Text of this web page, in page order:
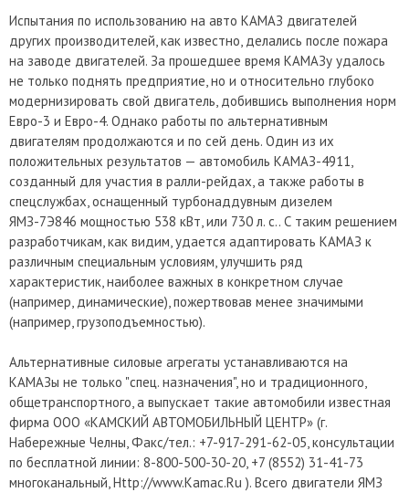
Испытания по использованию на авто КАМАЗ двигателей
других производителей, как известно, делались после пожара
на заводе двигателей. За прошедшее время КАМАЗу удалось
не только поднять предприятие, но и относительно глубоко
модернизировать свой двигатель, добившись выполнения норм
Евро-3 и Евро-4. Однако работы по альтернативным
двигателям продолжаются и по сей день. Один из их
положительных результатов — автомобиль КАМАЗ-4911,
созданный для участия в ралли-рейдах, а также работы в
спецслужбах, оснащенный турбонаддувным дизелем
ЯМЗ-7Э846 мощностью 538 кВт, или 730 л. с.. С таким решением
разработчикам, как видим, удается адаптировать КАМАЗ к
различным специальным условиям, улучшить ряд
характеристик, наиболее важных в конкретном случае
(например, динамические), пожертвовав менее значимыми
(например, грузоподъемностью).
Альтернативные силовые агрегаты устанавливаются на
КАМАЗы не только "спец. назначения", но и традиционного,
общетранспортного, а выпускает такие автомобили известная
фирма ООО «КАМСКИЙ АВТОМОБИЛЬНЫЙ ЦЕНТР» (г.
Набережные Челны, Факс/тел.: +7-917-291-62-05, консультации
по бесплатной линии: 8-800-500-30-20, +7 (8552) 31-41-73
многоканальный, Http://www.Kamac.Ru ). Всего двигатели ЯМЗ